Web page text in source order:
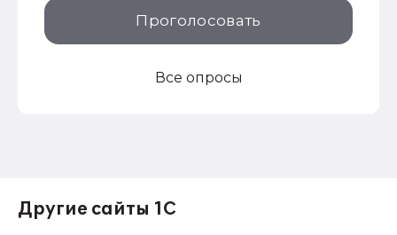
Проголосовать
Все опросы
Другие сайты 1С